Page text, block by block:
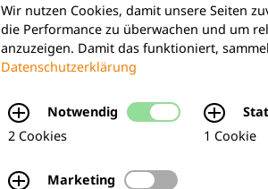
Wir nutzen Cookies, damit unsere Seiten
die Performance zu überwachen und um
anzuzeigen. Damit das funktioniert,
Datenschutzerklärung
Notwendig
2 Cookies
1 Cookie
Marketing